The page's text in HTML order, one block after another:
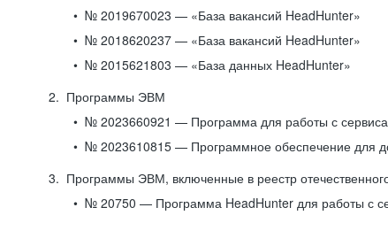
№ 2019670023 — «База вакансий HeadHunter»
№ 2018620237 — «База вакансий HeadHunter»
№ 2015621803 — «База данных HeadHunter»
Программы ЭВМ
№ 2023660921 — Программа для работы с
№ 2023610815 — Программное обеспечение для
Программы ЭВМ, включенные в реестр
№ 20750 — Программа HeadHunter для работы с